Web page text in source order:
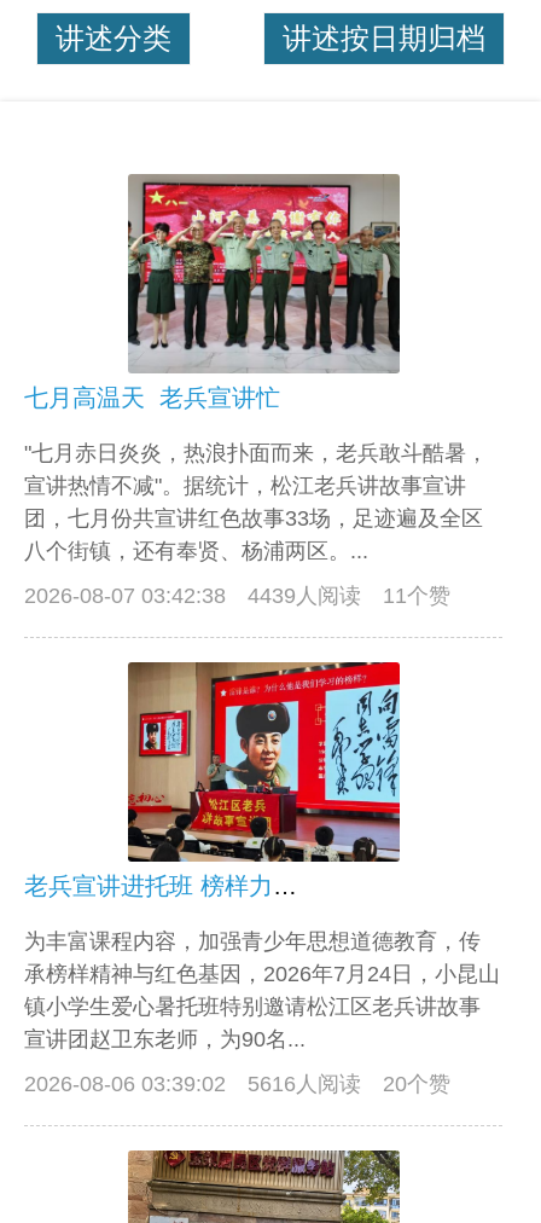
讲述分类 讲述按日期归档
七月高温天 老兵宣讲忙
"七月赤日炎炎，热浪扑面而来，老兵敢斗酷暑，
宣讲热情不减"。据统计，松江老兵讲故事宣讲
团，七月份共宣讲红色故事33场，足迹遍及全区
八个街镇，还有奉贤、杨浦两区。...
2026-08-07 03:42:38
4439人阅读 11个赞
老兵宣讲进托班 榜样力量大无边
为丰富课程内容，加强青少年思想道德教育，传
承榜样精神与红色基因，2026年7月24日，小昆山
镇小学生爱心暑托班特别邀请松江区老兵讲故事
宣讲团赵卫东老师，为90名...
2026-08-06 03:39:02
5616人阅读 20个赞